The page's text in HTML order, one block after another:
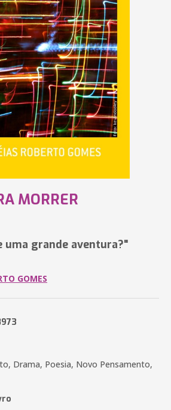
MORRER
uma grande aventura?"
GOMES
Drama, Poesia, Novo Pensamento,